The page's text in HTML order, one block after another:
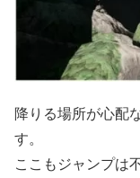
降りる場所が心配
す。
ここもジャンプは